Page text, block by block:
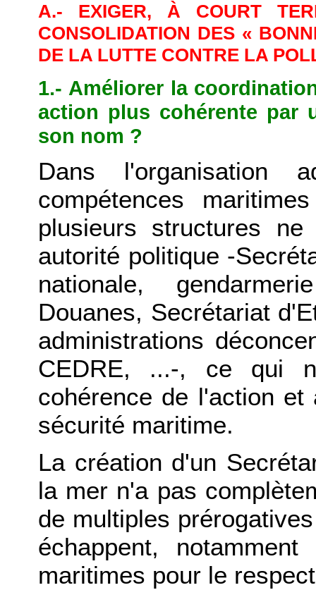
A.- EXIGER, À COURT
CONSOLIDATION DES «
DE LA LUTTE CONTRE LA
1.- Améliorer la
action plus cohérente par
son nom ?
Dans l'organisation
compétences
plusieurs structures
autorité politique -
nationale,
Douanes, Secrétariat
administrations
CEDRE, ...-, ce qui
cohérence de l'action
sécurité maritime.
La création d'un
la mer n'a pas
de multiples
échappent,
maritimes pour le